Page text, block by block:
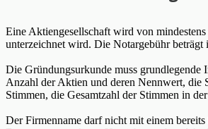
Eine Aktiengesellschaft wird von
unterzeichnet wird. Die Notargebühr
Die Gründungsurkunde muss grundlegende
Anzahl der Aktien und deren Nennwert, die
Stimmen, die Gesamtzahl der Stimmen in
Der Firmenname darf nicht mit einem